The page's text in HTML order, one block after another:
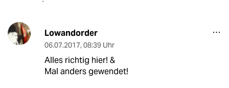
Lowandorder
06.07.2017, 08:39 Uhr
Alles richtig hier! &
Mal anders gewendet!